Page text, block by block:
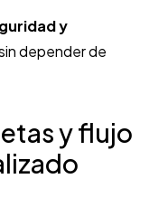
y
depender de
y flujo